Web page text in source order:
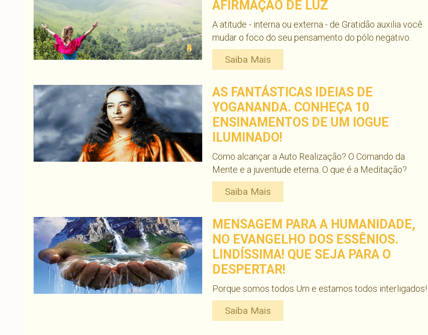
AFIRMAÇÃO DE LUZ
A atitude - interna ou externa - de Gratidão auxilia você
mudar o foco do seu pensamento do pólo negativo.
Saiba Mais
AS FANTÁSTICAS IDEIAS DE
YOGANANDA. CONHEÇA 10
ENSINAMENTOS DE UM IOGUE
ILUMINADO!
Como alcançar a Auto Realização? O Comando da
Mente e a juventude eterna. O que é a Meditação?
Saiba Mais
MENSAGEM PARA A HUMANIDADE,
NO EVANGELHO DOS ESSÊNIOS.
LINDÍSSIMA! QUE SEJA PARA O
DESPERTAR!
Porque somos todos Um e estamos todos interligados!
Saiba Mais